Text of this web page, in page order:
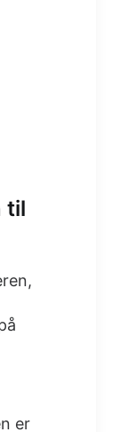
til
er